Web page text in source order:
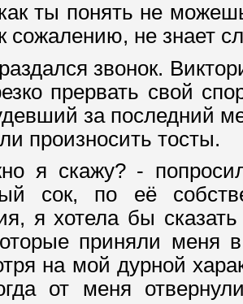
ты понять не можешь,
сожалению, не знает
звонок.
прервать свой
за последний
произносить тосты.
- попросила
сок, по её
я хотела бы
приняли
на мой дурной
от меня